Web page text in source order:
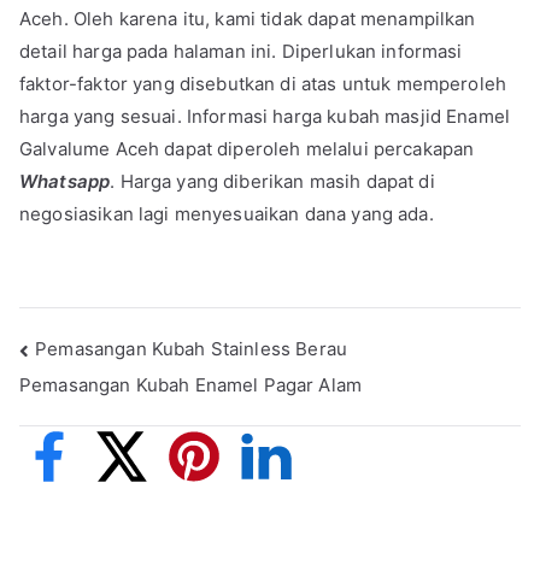
Aceh. Oleh karena itu, kami tidak dapat menampilkan
detail harga pada halaman ini. Diperlukan informasi
faktor-faktor yang disebutkan di atas untuk memperoleh
harga yang sesuai. Informasi harga kubah masjid Enamel
Galvalume Aceh dapat diperoleh melalui percakapan
Whatsapp. Harga yang diberikan masih dapat di
negosiasikan lagi menyesuaikan dana yang ada.
Pemasangan Kubah Stainless Berau
Pemasangan Kubah Enamel Pagar Alam